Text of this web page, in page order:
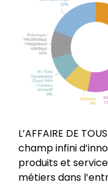
L’AFFAIRE DE
champ infini
produits et
métiers dans